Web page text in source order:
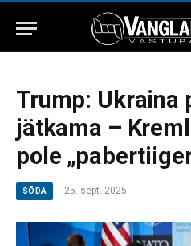
Trump: Ukraina
jätkama –
pole
SÕDA 25. sept. 2025